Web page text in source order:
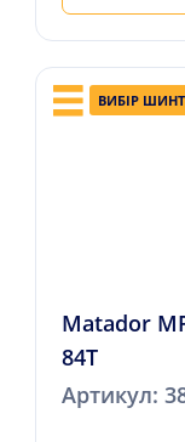
ВИБІР
Matador
84T
Артикул: